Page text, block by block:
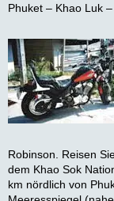
Phuket – Khao Luk
Robinson. Reisen
dem Khao Sok
km nördlich von